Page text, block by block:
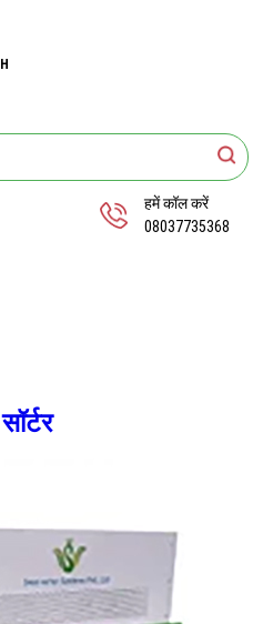
हमें कॉल करें
08037735368